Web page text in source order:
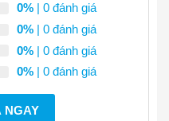
0% | 0 đánh giá
0% | 0 đánh giá
0% | 0 đánh giá
0% | 0 đánh giá
NGAY